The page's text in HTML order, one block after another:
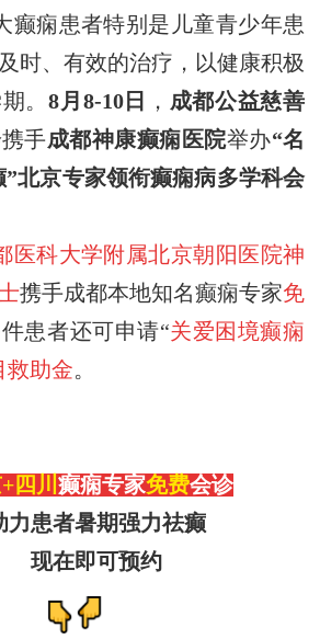
癫痫患者特别是儿童青少年患
时、有效的治疗，以健康积极
。8 月 8-10日 ， 成都公益慈善
携手成都神康癫痫医院举办“名
”北京专家领衔癫痫病多学科会
医科大学附属北京朝阳医院神
携手成都本地知名癫痫专家免
件患者还可申请“关爱困境癫痫
救助金。
+四川癫痫专家免费会诊
力患者暑期强力祛癫
现在即可预约